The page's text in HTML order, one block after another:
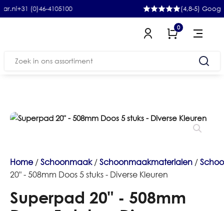
(0)46-4105100 (4,8-5) Google
0
Zoeken
Home/Schoonmaak/Schoonmaakmaterialen /
20" - 508mm Doos 5 stuks - Diverse Kleuren
Superpad 20" - 508mm